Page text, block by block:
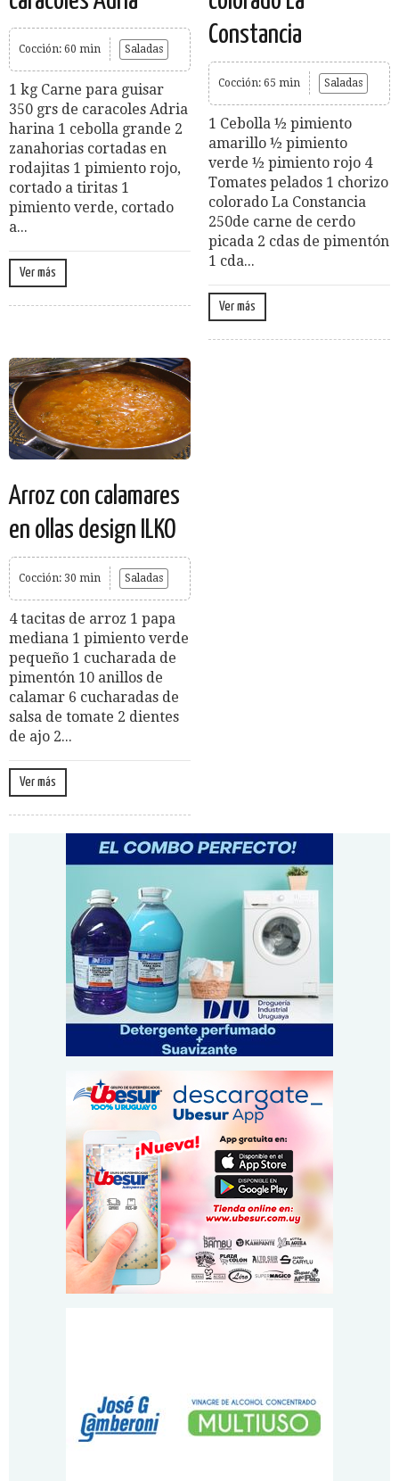
Cocción: 60 min Saladas
1 kg Carne para guisar
350 grs de caracoles Adria
harina 1 cebolla grande 2
zanahorias cortadas en
rodajitas 1 pimiento rojo,
cortado a tiritas 1
pimiento verde, cortado
a...
Ver más
Constancia
Cocción: 65 min Saladas
1 Cebolla ½ pimiento
amarillo ½ pimiento
verde ½ pimiento rojo 4
Tomates pelados 1 chorizo
colorado La Constancia
250de carne de cerdo
picada 2 cdas de pimentón
1 cda...
Ver más
Arroz con calamares
en ollas design ILKO
Cocción: 30 min Saladas
4 tacitas de arroz 1 papa
mediana 1 pimiento verde
pequeño 1 cucharada de
pimentón 10 anillos de
calamar 6 cucharadas de
salsa de tomate 2 dientes
de ajo 2...
Ver más